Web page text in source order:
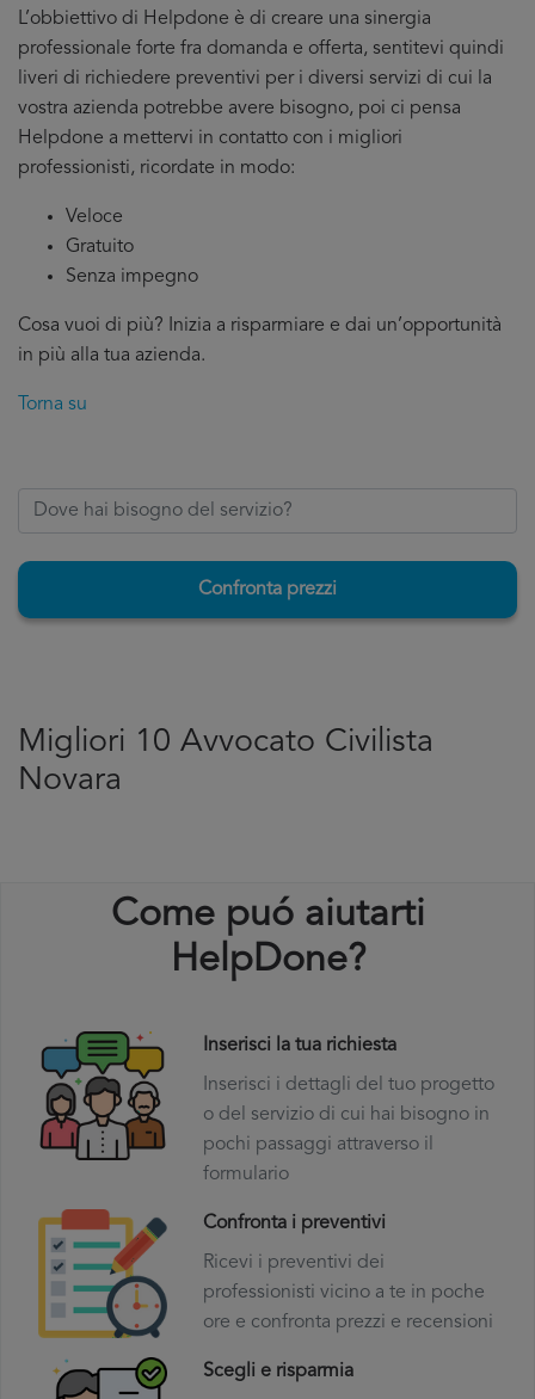
L’obbiettivo di Helpdone è di creare una sinergia
professionale forte fra domanda e offerta, sentitevi quindi
liveri di richiedere preventivi per i diversi servizi di cui la
vostra azienda potrebbe avere bisogno, poi ci pensa
Helpdone a mettervi in contatto con i migliori
professionisti, ricordate in modo:
Veloce
Gratuito
Senza impegno
Cosa vuoi di più? Inizia a risparmiare e dai un’opportunità
in più alla tua azienda.
Torna su
Confronta prezzi
Migliori 10 Avvocato Civilista
Novara
Come puó aiutarti
HelpDone?
Inserisci la tua richiesta
Inserisci i dettagli del tuo progetto
o del servizio di cui hai bisogno in
pochi passaggi attraverso il
formulario
Confronta i preventivi
Ricevi i preventivi dei
professionisti vicino a te in poche
ore e confronta prezzi e recensioni
Scegli e risparmia